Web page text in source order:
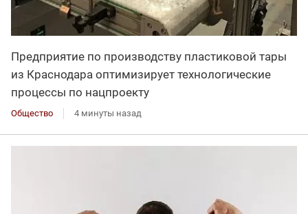
Предприятие по производству пластиковой тары
из Краснодара оптимизирует технологические
процессы по нацпроекту
Общество 4 минуты назад